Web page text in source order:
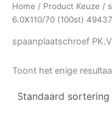
Home / Product Keuze /
6.0X110/70 (100st) 49437
spaanplaatschroef
Toont het enige